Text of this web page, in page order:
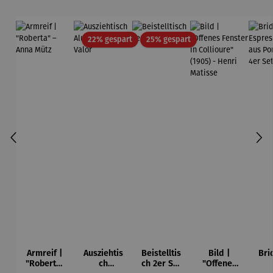
Armreif |
"Roberta"
22% gespartRabatt
Ausziehtis
ch
25% gespartRabatt
Beistelltis
ch 2er Set
Bild |
"Offenes